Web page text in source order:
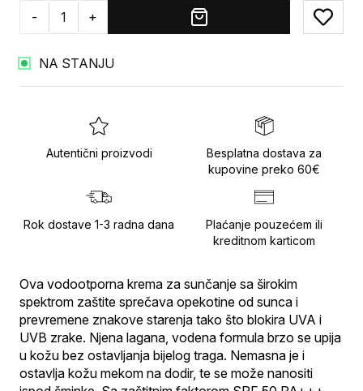
- +
Add
NA STANJU
Autentični proizvodi
Besplatna dostava za
kupovine preko 60€
Rok dostave 1-3 radna dana
Plaćanje pouzećem ili
kreditnom karticom
Ova vodootporna krema za sunčanje sa širokim
spektrom zaštite sprečava opekotine od sunca i
prevremene znakove starenja tako što blokira UVA i
UVB zrake. Njena lagana, vodena formula brzo se upija
u kožu bez ostavljanja bijelog traga. Nemasna je i
ostavlja kožu mekom na dodir, te se može nanositi